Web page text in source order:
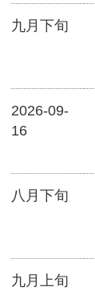
九月下旬
2026-09-
16
八月下旬
九月上旬